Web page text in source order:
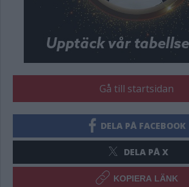
Gå till startsidan
DELA PÅ FACEBOOK
DELA PÅ X
KOPIERA LÄNK